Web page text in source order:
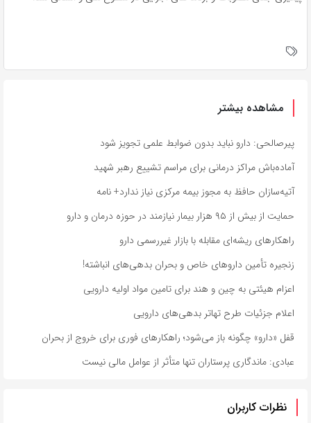
مشاهده بیشتر
پیرصالحی: دارو نباید بدون ضوابط علمی تجویز شود
آماده‌باش مراکز درمانی برای مراسم تشییع رهبر شهید
آتیه‌سازان حافظ به مجوز بیمه مرکزی نیاز ندارد+ نامه
حمایت از بیش از ۹۵ هزار بیمار نیازمند در حوزه درمان و دارو
راهکارهای ریشه‌ای مقابله با بازار غیررسمی دارو
زنجیره تأمین داروهای خاص و بحران بدهی‌های انباشته!
اعزام هیئتی به چین و هند برای تامین مواد اولیه دارویی
اعلام جزئیات طرح تهاتر بدهی‌های دارویی
قفل «دارو» چگونه باز می‌شود؛ راهکارهای فوری برای خروج از بحران
عبادی: ماندگاری پرستاران تنها متأثر از عوامل مالی نیست
نظرات کاربران